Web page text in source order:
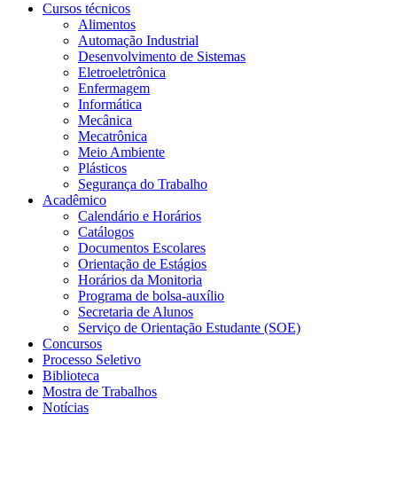
Cursos técnicos
Alimentos
Automação Industrial
Desenvolvimento de Sistemas
Eletroeletrônica
Enfermagem
Informática
Mecânica
Mecatrônica
Meio Ambiente
Plásticos
Segurança do Trabalho
Acadêmico
Calendário e Horários
Catálogos
Documentos Escolares
Orientação de Estágios
Horários da Monitoria
Programa de bolsa-auxílio
Secretaria de Alunos
Serviço de Orientação Estudante (SOE)
Concursos
Processo Seletivo
Biblioteca
Mostra de Trabalhos
Notícias